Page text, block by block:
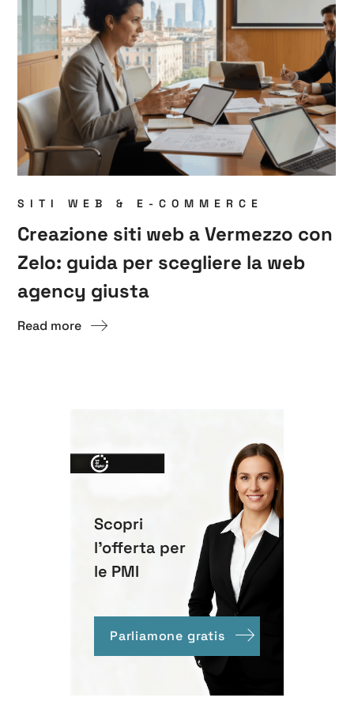
SITI WEB & E-COMMERCE
Creazione siti web a Vermezzo con
Zelo: guida per scegliere la web
agency giusta
Read more
Scopri
l'offerta per
le PMI
Parliamone gratis